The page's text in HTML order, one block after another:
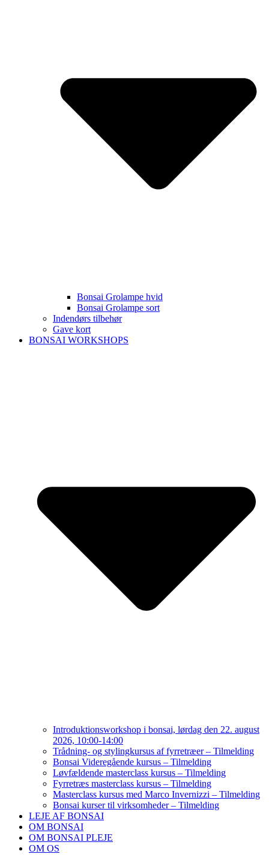
Bonsai Grolampe hvid
Bonsai Grolampe sort
Indendørs tilbehør
Gave kort
BONSAI WORKSHOPS
Introduktionsworkshop i bonsai, lørdag den 22. august
2026, 10:00-14:00
Trådning- og stylingkursus af fyrretræer – Tilmelding
Bonsai Videregående kursus – Tilmelding
Løvfældende masterclass kursus – Tilmelding
Fyrretræs masterclass kursus – Tilmelding
Masterclass kursus med Marco Invernizzi – Tilmelding
Bonsai kurser til virksomheder – Tilmelding
LEJE AF BONSAI
OM BONSAI
OM BONSAI PLEJE
OM OS